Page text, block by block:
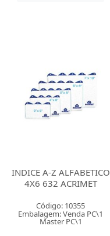
INDICE A-Z ALFABETICO
4X6 632 ACRIMET
Código: 10355
Embalagem: Venda PC\1
Master PC\1